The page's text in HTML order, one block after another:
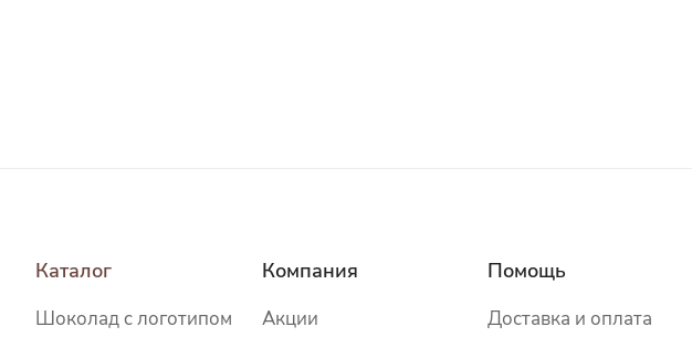
Каталог
Шоколад c логотипом
Компания
Акции
Помощь
Доставка и оплата